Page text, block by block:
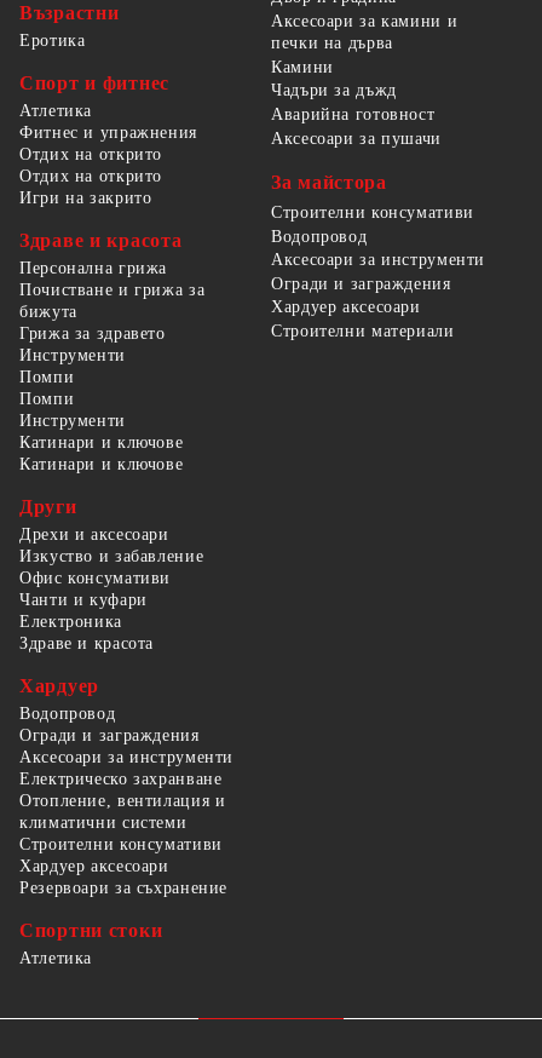
Възрастни
Еротика
Спорт и фитнес
Атлетика
Фитнес и упражнения
Отдих на открито
Отдих на открито
Игри на закрито
Здраве и красота
Персонална грижа
Почистване и грижа за
бижута
Грижа за здравето
Аксесоари за камини и
печки на дърва
Камини
Чадъри за дъжд
Аварийна готовност
Аксесоари за пушачи
За майстора
Строителни консумативи
Водопровод
Аксесоари за инструменти
Огради и заграждения
Хардуер аксесоари
Строителни материали
Инструменти
Помпи
Помпи
Инструменти
Катинари и ключове
Катинари и ключове
Други
Дрехи и аксесоари
Изкуство и забавление
Офис консумативи
Чанти и куфари
Електроника
Здраве и красота
Хардуер
Водопровод
Огради и заграждения
Аксесоари за инструменти
Електрическо захранване
Отопление, вентилация и
климатични системи
Строителни консумативи
Хардуер аксесоари
Резервоари за съхранение
Спортни стоки
Атлетика